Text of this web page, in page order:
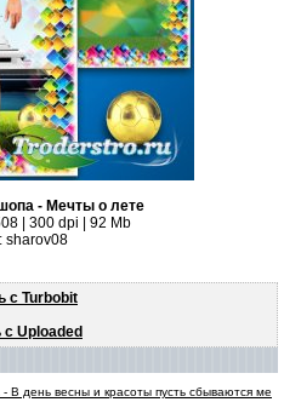
- Мечты о лете
| 300 dpi | 92 Mb
sharov08
с Turbobit
с Uploaded
В день весны и красоты пусть сбываются ме